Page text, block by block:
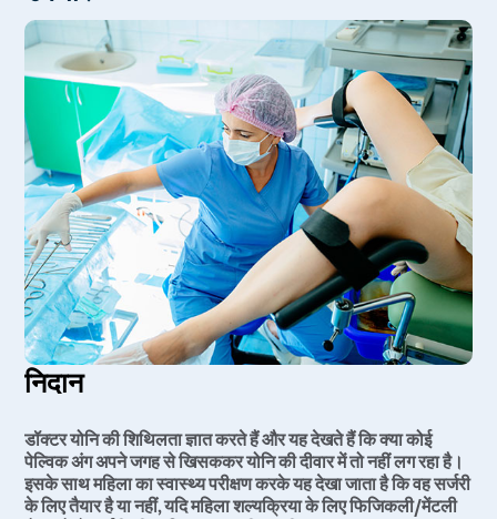
निदान
डॉक्टर योनि की शिथिलता ज्ञात करते हैं और यह देखते हैं कि क्या कोई
पेल्विक अंग अपने जगह से खिसककर योनि की दीवार में तो नहीं लग रहा है।
इसके साथ महिला का स्वास्थ्य परीक्षण करके यह देखा जाता है कि वह सर्जरी
के लिए तैयार है या नहीं, यदि महिला शल्यक्रिया के लिए फिजिकली/मेंटली